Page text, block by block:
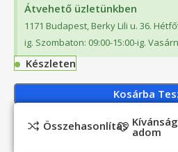
Átvehető üzletünkben
1171 Budapest, Berky Lili u. 36.
ig. Szombaton: 09:00-15:00-ig.
Készleten
Kosárba
Összehasonlítás adom